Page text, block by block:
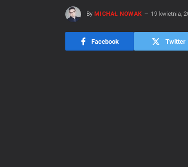
By MICHAŁ NOWAK 19 kwietnia,
Facebook Twitter